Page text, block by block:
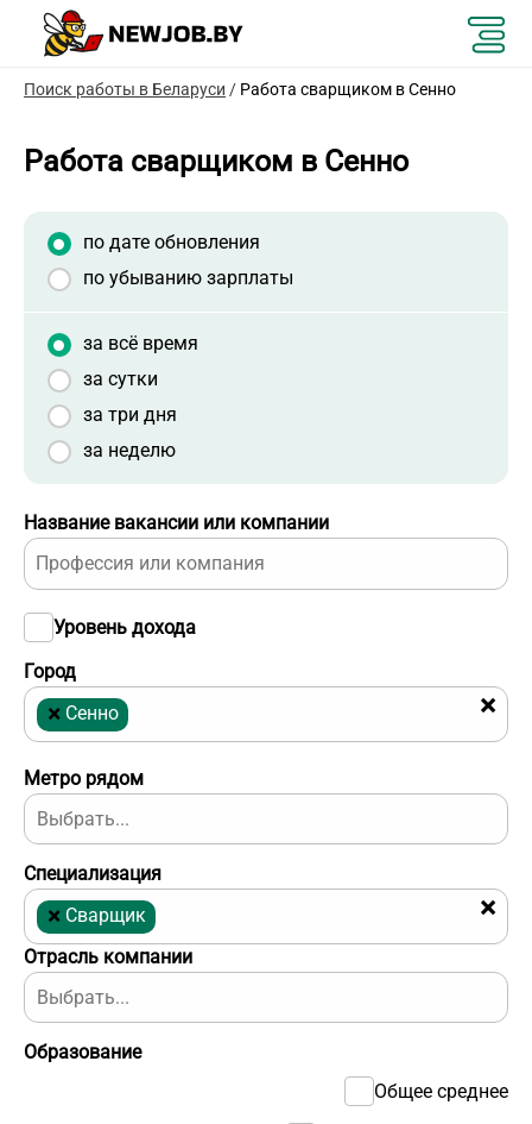
Поиск работы в Беларуси / Работа сварщиком в Сенно
Работа сварщиком в Сенно
Отрасль компании
Название вакансии или компании
Город
×
× Сенно
Уровень дохода
Образование
Общее среднее
Метро рядом
по дате обновления
по убыванию зарплаты
за всё время
за сутки
за три дня
за неделю
Специализация
×
× Сварщик